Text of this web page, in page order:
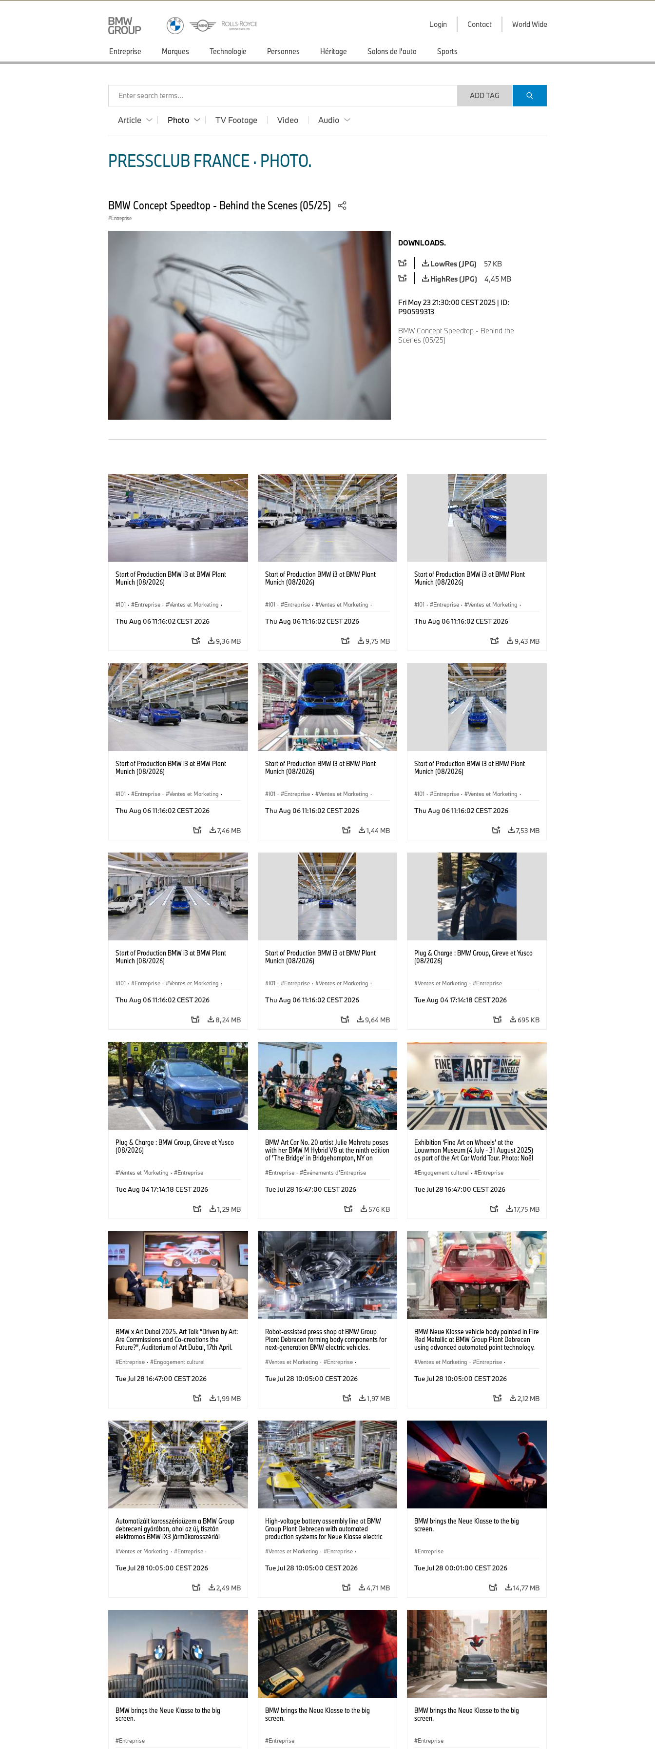
Login Contact World Wide
Entreprise Marques Technologie Personnes Héritage Salons de l'auto Sports
Enter search terms... ADD TAG
Article Photo TV Footage Video Audio
PRESSCLUB FRANCE · PHOTO.
BMW Concept Speedtop - Behind the Scenes (05/25)
Entreprise
DOWNLOADS.
LowRes (JPG)
57 KB
HighRes (JPG)
4,45 MB
Fri May 23 21:30:00 CEST 2025 | ID:
P90599313
BMW Concept Speedtop - Behind the
Scenes (05/25)
Start of Production BMW i3 at BMW Plant
Munich (08/2026)
I01 · Entreprise · Ventes et Marketing ·
Thu Aug 06 11:16:02 CEST 2026
9,36 MB
Start of Production BMW i3 at BMW Plant
Munich (08/2026)
I01 · Entreprise · Ventes et Marketing ·
Thu Aug 06 11:16:02 CEST 2026
9,75 MB
Start of Production BMW i3 at BMW Plant
Munich (08/2026)
I01 · Entreprise · Ventes et Marketing ·
Thu Aug 06 11:16:02 CEST 2026
9,43 MB
Start of Production BMW i3 at BMW Plant
Munich (08/2026)
I01 · Entreprise · Ventes et Marketing ·
Thu Aug 06 11:16:02 CEST 2026
7,46 MB
Start of Production BMW i3 at BMW Plant
Munich (08/2026)
I01 · Entreprise · Ventes et Marketing ·
Thu Aug 06 11:16:02 CEST 2026
1,44 MB
Start of Production BMW i3 at BMW Plant
Munich (08/2026)
I01 · Entreprise · Ventes et Marketing ·
Thu Aug 06 11:16:02 CEST 2026
7,53 MB
Start of Production BMW i3 at BMW Plant
Munich (08/2026)
I01 · Entreprise · Ventes et Marketing ·
Thu Aug 06 11:16:02 CEST 2026
8,24 MB
Start of Production BMW i3 at BMW Plant
Munich (08/2026)
I01 · Entreprise · Ventes et Marketing ·
Thu Aug 06 11:16:02 CEST 2026
9,64 MB
Plug & Charge : BMW Group, Gireve et Yusco
(08/2026)
Ventes et Marketing · Entreprise
Tue Aug 04 17:14:18 CEST 2026
695 KB
Plug & Charge : BMW Group, Gireve et Yusco
(08/2026)
Ventes et Marketing · Entreprise
Tue Aug 04 17:14:18 CEST 2026
1,29 MB
BMW Art Car No. 20 artist Julie Mehretu poses
with her BMW M Hybrid V8 at the ninth edition
of 'The Bridge' in Bridgehampton, NY on
@benfrankephoto.
Entreprise · Événements d'Entreprise
Tue Jul 28 16:47:00 CEST 2026
576 KB
Exhibition ‘Fine Art on Wheels’ at the
Louwman Museum (4 July - 31 August 2025)
as part of the Art Car World Tour. Photo: Noël
Engagement culturel · Entreprise
Tue Jul 28 16:47:00 CEST 2026
17,75 MB
BMW x Art Dubai 2025. Art Talk “Driven by Art:
Are Commissions and Co-creations the
Future?”, Auditorium of Art Dubai, 17th April.
BMW Group Cultural Engagement), Dr
Abu Dhabi Project), Azu Nwagbogu (Founder
LagosPhoto Festival) and Hans Ulrich Obrist
(Artistic Director SERPENTINE). (04/2025)
Entreprise · Engagement culturel
Tue Jul 28 16:47:00 CEST 2026
1,99 MB
Robot-assisted press shop at BMW Group
Plant Debrecen forming body components for
next-generation BMW electric vehicles.
Ventes et Marketing · Entreprise ·
Tue Jul 28 10:05:00 CEST 2026
1,97 MB
BMW Neue Klasse vehicle body painted in Fire
Red Metallic at BMW Group Plant Debrecen
using advanced automated paint technology.
Ventes et Marketing · Entreprise ·
Tue Jul 28 10:05:00 CEST 2026
2,12 MB
Automatizált karosszériaüzem a BMW Group
debreceni gyárában, ahol az új, tisztán
elektromos BMW iX3 járműkarosszériái
Ventes et Marketing · Entreprise ·
Tue Jul 28 10:05:00 CEST 2026
2,49 MB
High-voltage battery assembly line at BMW
Group Plant Debrecen with automated
production systems for Neue Klasse electric
Ventes et Marketing · Entreprise ·
Tue Jul 28 10:05:00 CEST 2026
4,71 MB
BMW brings the Neue Klasse to the big
screen.
Entreprise
Tue Jul 28 00:01:00 CEST 2026
14,77 MB
BMW brings the Neue Klasse to the big
screen.
Entreprise
BMW brings the Neue Klasse to the big
screen.
Entreprise
BMW brings the Neue Klasse to the big
screen.
Entreprise